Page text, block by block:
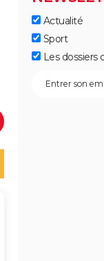
Actualité
Sport
Les dossiers